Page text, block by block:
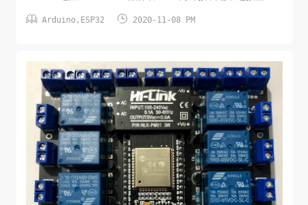
处省略/待分享PCB设计图及分享下载在Easyeda.com上传
 Arduino, ESP32  2020-11-08 PM